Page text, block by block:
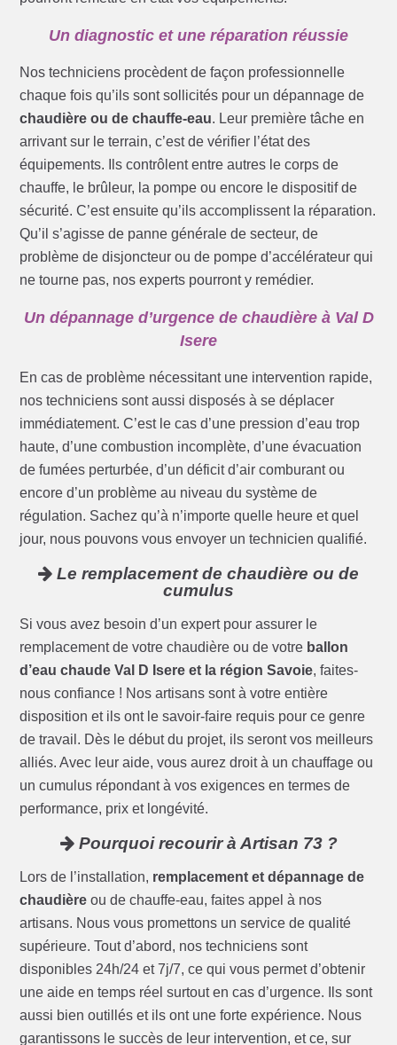
Un diagnostic et une réparation réussie
Nos techniciens procèdent de façon professionnelle
chaque fois qu’ils sont sollicités pour un dépannage de
chaudière ou de chauffe-eau. Leur première tâche en
arrivant sur le terrain, c’est de vérifier l’état des
équipements. Ils contrôlent entre autres le corps de
chauffe, le brûleur, la pompe ou encore le dispositif de
sécurité. C’est ensuite qu’ils accomplissent la réparation.
Qu’il s’agisse de panne générale de secteur, de
problème de disjoncteur ou de pompe d’accélérateur qui
ne tourne pas, nos experts pourront y remédier.
Un dépannage d’urgence de chaudière à Val D
Isere
En cas de problème nécessitant une intervention rapide,
nos techniciens sont aussi disposés à se déplacer
immédiatement. C’est le cas d’une pression d’eau trop
haute, d’une combustion incomplète, d’une évacuation
de fumées perturbée, d’un déficit d’air comburant ou
encore d’un problème au niveau du système de
régulation. Sachez qu’à n’importe quelle heure et quel
jour, nous pouvons vous envoyer un technicien qualifié.
Le remplacement de chaudière ou de
cumulus
Si vous avez besoin d’un expert pour assurer le
remplacement de votre chaudière ou de votre ballon
d’eau chaude Val D Isere et la région Savoie, faites-
nous confiance ! Nos artisans sont à votre entière
disposition et ils ont le savoir-faire requis pour ce genre
de travail. Dès le début du projet, ils seront vos meilleurs
alliés. Avec leur aide, vous aurez droit à un chauffage ou
un cumulus répondant à vos exigences en termes de
performance, prix et longévité.
Pourquoi recourir à Artisan 73 ?
Lors de l’installation, remplacement et dépannage de
chaudière ou de chauffe-eau, faites appel à nos
artisans. Nous vous promettons un service de qualité
supérieure. Tout d’abord, nos techniciens sont
disponibles 24h/24 et 7j/7, ce qui vous permet d’obtenir
une aide en temps réel surtout en cas d’urgence. Ils sont
aussi bien outillés et ils ont une forte expérience. Nous
garantissons le succès de leur intervention, et ce, sur